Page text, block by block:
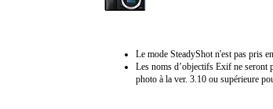
Le mode SteadyShot n'est pas pris
Les noms d’objectifs Exif ne seront
photo à la ver. 3.10 ou supérieure